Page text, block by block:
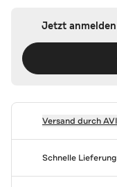
Jetzt
Versand durch
Schnelle